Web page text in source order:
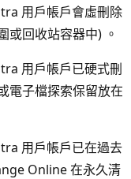
用戶帳戶會虛刪除
回收站容器中) 。
用戶帳戶已硬式刪
電子檔探索保留放在
用戶帳戶已在過去
Online 在永久清